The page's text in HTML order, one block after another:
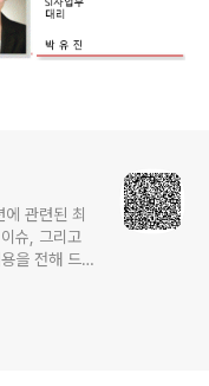
관련된 최
슈, 그리고
을 전해 드립